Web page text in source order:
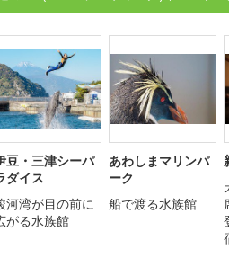
豆・三津シーパ
ダイス
河湾が目の前に
がる水族館
あわしまマリンパ
ーク
船で渡る水族館